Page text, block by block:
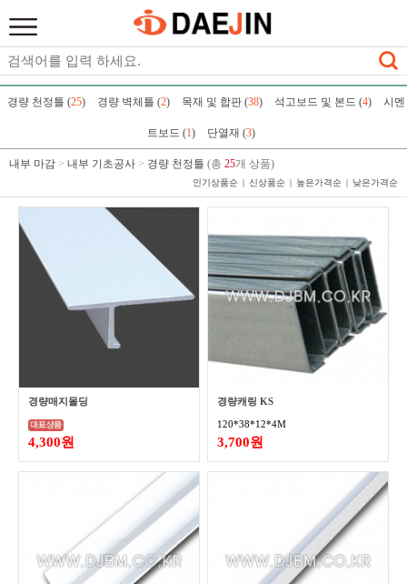
경량 천정틀 (25) 경량 벽체틀 (2) 목재 및 합판 (38) 석고보드 및 본드 (4) 시멘
트보드 (1) 단열재 (3)
내부 마감 > 내부 기초공사 > 경량 천정틀 (총 25개 상품)
인기상품순 신상품순 높은가격순 낮은가격순
경량매지몰딩
4,300원
경량캐링 KS
120*38*12*4M
3,700원